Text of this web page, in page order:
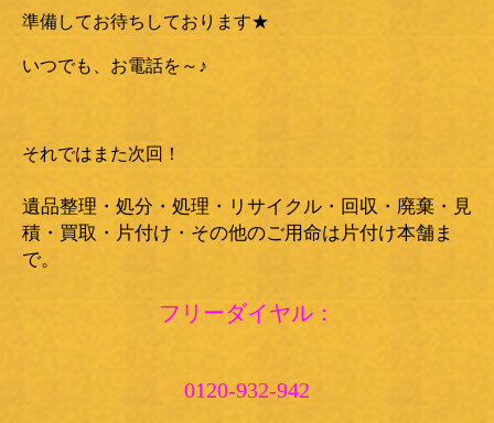
準備してお待ちしております★
いつでも、お電話を～♪
それではまた次回！
遺品整理・処分・処理・リサイクル・回収・廃棄・見
積・買取・片付け・その他のご用命は片付け本舗ま
で。
フリーダイヤル：
0120-932-942